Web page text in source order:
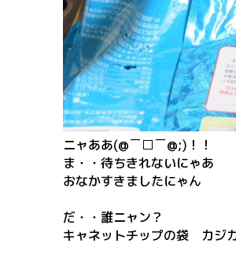
ニャああ(@￣□￣@;)！！
ま・・待ちきれないにゃあ
おなかすきましたにゃん
だ・・誰ニャン？
キャネットチップの袋 カジ